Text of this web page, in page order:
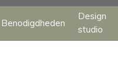
Benodigdheden
Design
studio